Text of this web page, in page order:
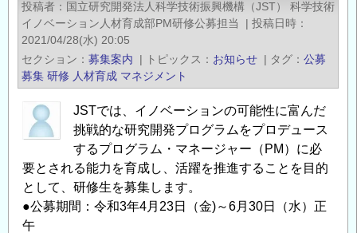
技
術
研
究
表
会・
念
講
演
投稿者
国立研究開発法人科学技術振興機構（JST） 科学技術
イノベーション人材育成部PM研修公募担当
| 投稿日時
2021/04/28(水) 20:05
セクション
募集案内 | トピックス お知らせ | タグ
公募
募集 研修 人材育成 マネジメント
JSTでは、イノベーションの可能性に富んだ
挑戦的な研究開発プログラムをプロデュース
するプログラム・マネージャー（PM）に必
要とされる能力を育成し、活躍を推進することを目的
として、研修生を募集します。
●公募期間：令和3年4月23日（金)～6月30日（水）正
午